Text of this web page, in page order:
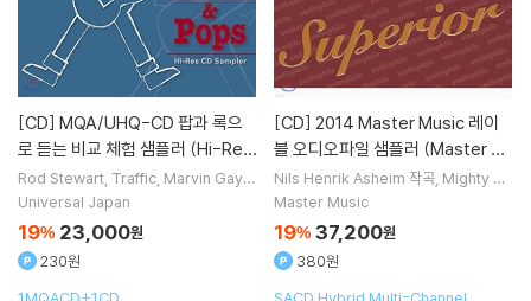
[CD]
로 듣는 비교 체험 샘플러 (Hi-Res
CD Sampler)
Rod Stewart Traffic Marvin Gaye
Witness U.K.노래 외 6명
Universal Japan
19% 23,000원
230원
[CD]
블 오디오파일 샘플러 (Master Su
perior 2014)
Nils Henrik Asheim 작곡 Mighty Sa
m McClain Kari Bremnes
Master Music
19% 37,200원
380원